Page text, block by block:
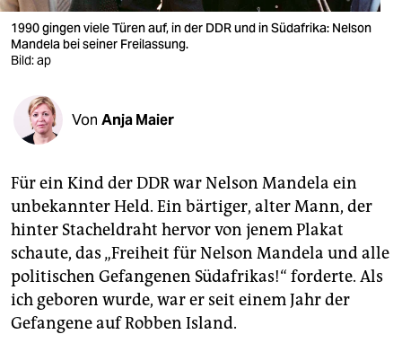
verlag
veranstaltungen
shop
fragen & hilfe
abo
genossenschaft
epaper login
1990 gingen viele Türen auf, in der DDR und in Südafrika: Nelson
Mandela bei seiner Freilassung.
Bild: ap
Von Anja Maier
Für ein Kind der DDR war Nelson Mandela ein
unbekannter Held. Ein bärtiger, alter Mann, der
hinter Stacheldraht hervor von jenem Plakat
schaute, das „Freiheit für Nelson Mandela und alle
politischen Gefangenen Südafrikas!“ forderte. Als
ich geboren wurde, war er seit einem Jahr der
Gefangene auf Robben Island.